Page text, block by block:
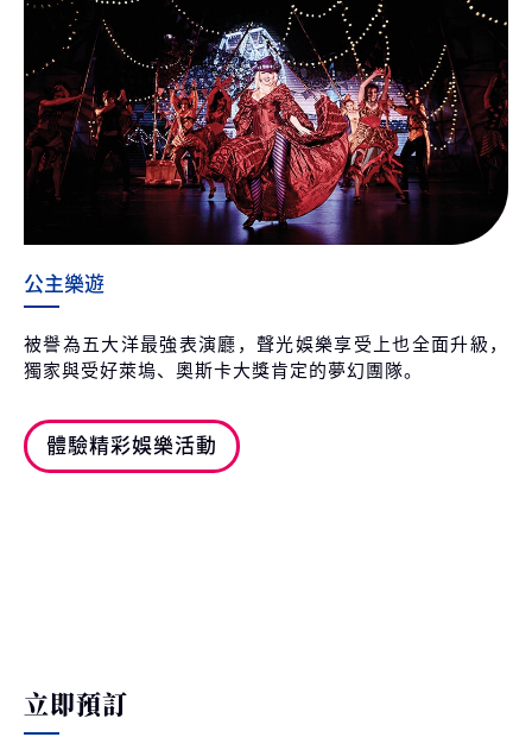
公主樂遊
被譽為五大洋最強表演廳，聲光娛樂享受上也全面升級，
獨家與受好萊塢、奧斯卡大獎肯定的夢幻團隊。
體驗精彩娛樂活動
立即預訂